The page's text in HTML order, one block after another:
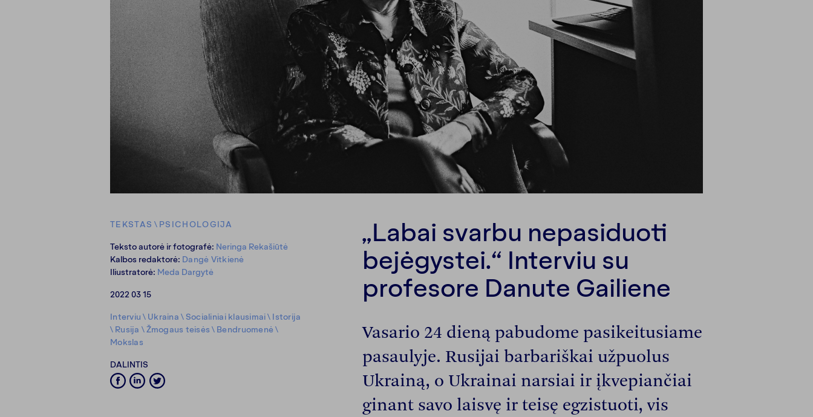
TEKSTAS \ PSICHOLOGIJA
Teksto autorė ir fotografė: Neringa Rekašiūtė
Kalbos redaktorė: Dangė Vitkienė
Iliustratorė: Meda Dargytė
2022 03 15
Interviu \ Ukraina \ Socialiniai klausimai\ Istorija
\ Rusija \Žmogaus teisės \ Bendruomenė\
Mokslas
DALINTIS
„Labai svarbu nepasiduoti
bejėgystei.“ Interviu su
profesore Danute Gailiene
Vasario 24 dieną pabudome pasikeitusiame
pasaulyje. Rusijai barbariškai užpuolus
Ukrainą, o Ukrainai narsiai ir įkvepiančiai
ginant savo laisvę ir teisę egzistuoti, vis